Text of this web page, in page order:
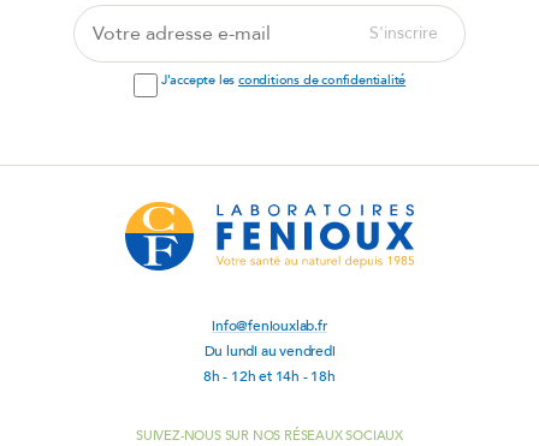
info@feniouxlab.fr
Du lundi au vendredi
8h - 12h et 14h - 18h
SUIVEZ-NOUS SUR NOS RÉSEAUX SOCIAUX
adresse
e-
mail
S'inscrire
J'accepte les conditions de confidentialité